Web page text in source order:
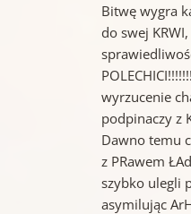
Bitwę wygra
do swej
wyrzucenie
podpinaczy z
Dawno temu
z PRawem
szybko ulegli
asymilując